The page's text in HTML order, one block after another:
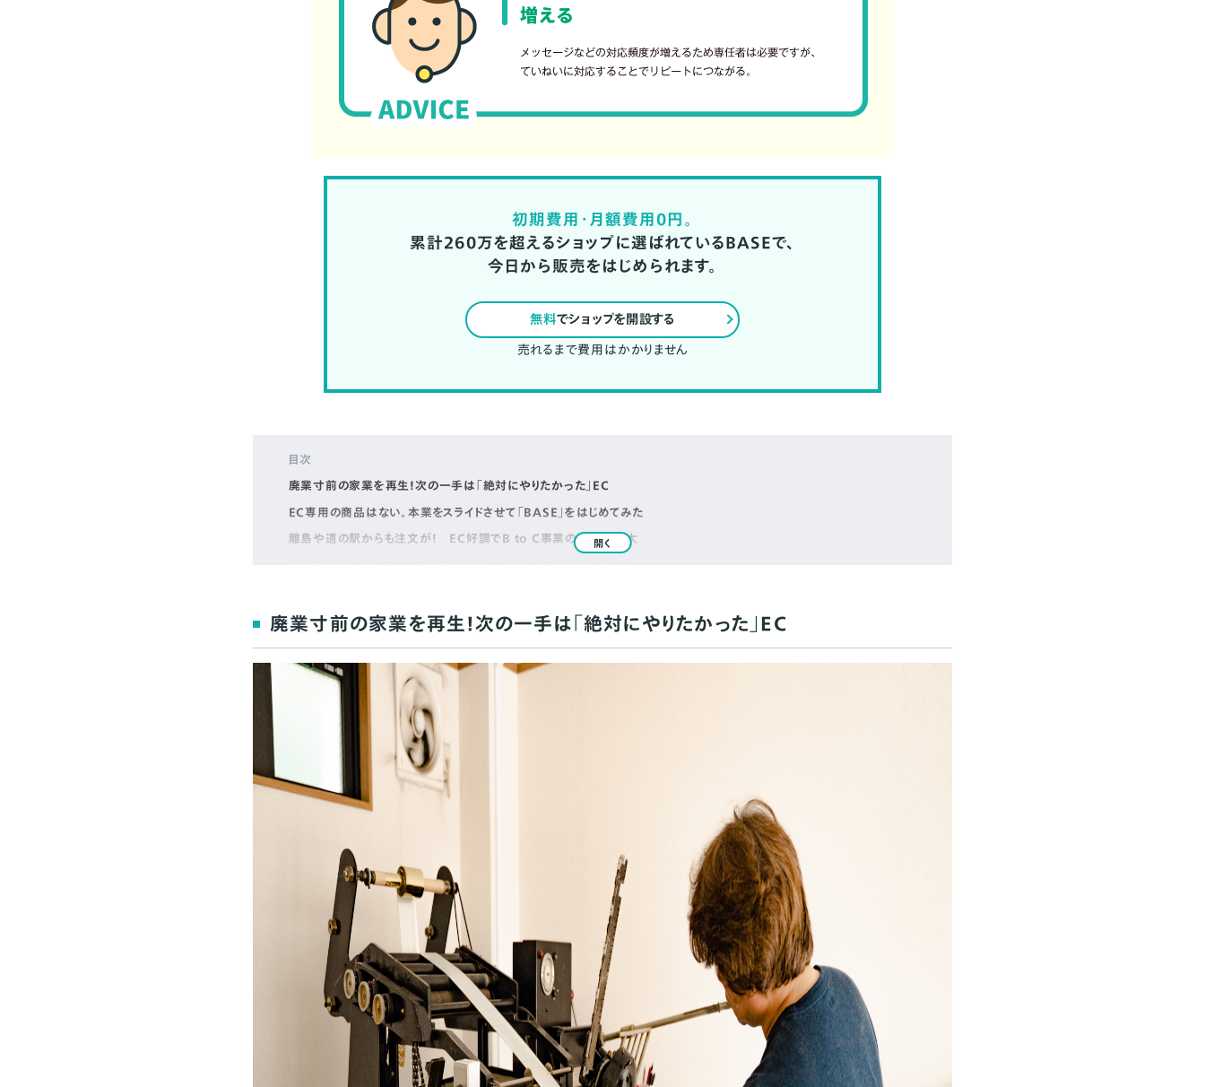
初期費用・月額費用0円。
累計260万を超えるショップに選ばれているBASEで、
今日から販売をはじめられます。
無料でショップを開設する
売れるまで費用はかかりません
目次
廃業寸前の家業を再生！次の一手は「絶対にやりたかった」EC
EC専用の商品はない。本業をスライドさせて「BASE」をはじめてみた
離島や道の駅からも注文が！ EC好調でB to C事業の売上が拡大
日頃の更新作業はスマホでもできる。「BASE」はとても効率がいい
まとめ
開く
廃業寸前の家業を再生！次の一手は「絶対にやりたかった」EC